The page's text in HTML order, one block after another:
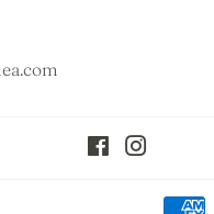
Facebook